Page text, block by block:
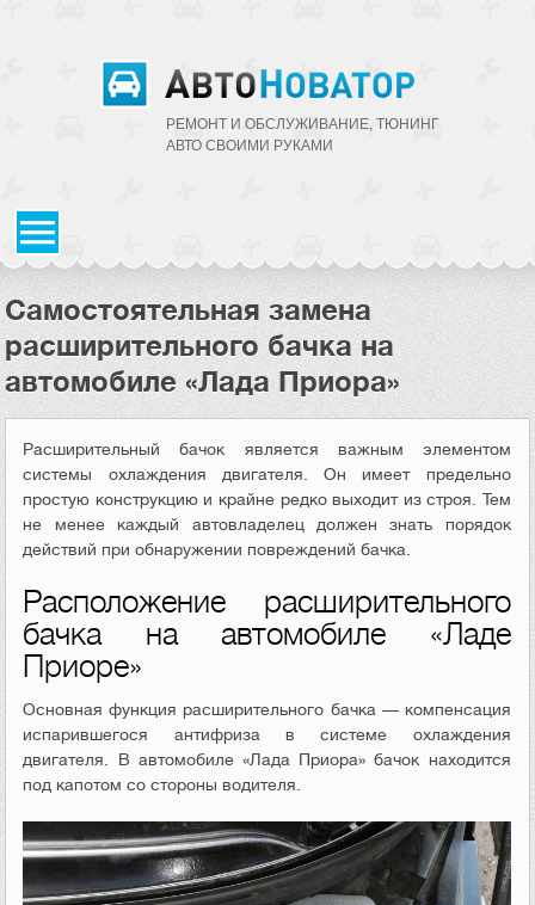
РЕМОНТ И ОБСЛУЖИВАНИЕ, ТЮНИНГ
АВТО CВОИМИ РУКАМИ
Самостоятельная замена
расширительного бачка на
автомобиле «Лада Приора»
Расширительный бачок является важным элементом
системы охлаждения двигателя. Он имеет предельно
простую конструкцию и крайне редко выходит из строя. Тем
не менее каждый автовладелец должен знать порядок
действий при обнаружении повреждений бачка.
Расположение расширительного
бачка на автомобиле «Ладе
Приоре»
Основная функция расширительного бачка — компенсация
испарившегося антифриза в системе охлаждения
двигателя. В автомобиле «Лада Приора» бачок находится
под капотом со стороны водителя.